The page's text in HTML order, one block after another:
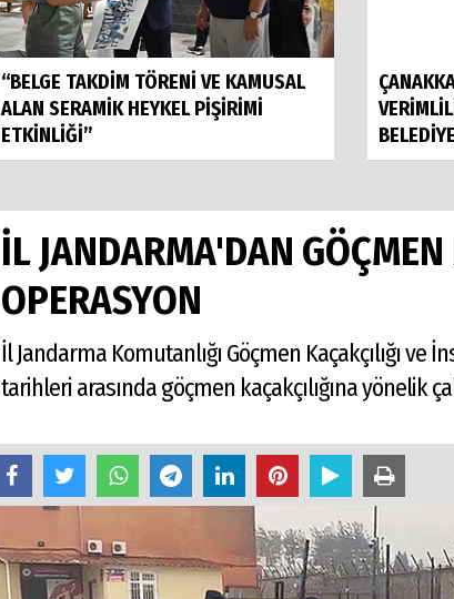
“BELGE TAKDİM TÖRENİ VE KAMUSAL
ALAN SERAMİK HEYKEL PİŞİRİMİ
ETKİNLİĞİ”
İL JANDARMA'DAN
OPERASYON
İl Jandarma Komutanlığı Göçmen Kaçakçılığı
tarihleri arasında göçmen kaçakçılığına yönelik